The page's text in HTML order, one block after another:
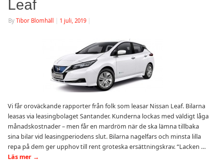
Leaf
By Tibor Blomhäll 1 juli, 2019
Vi får oroväckande rapporter från folk som leasar Nissan Leaf. Bilarna
leasas via leasingbolaget Santander. Kunderna lockas med väldigt låga
månadskostnader – men får en mardröm när de ska lämna tillbaka
sina bilar vid leasingperiodens slut. Bilarna nagelfars och minsta lilla
repa på dem ger upphov till rent groteska ersättningskrav. “Lacken …
Läs mer →